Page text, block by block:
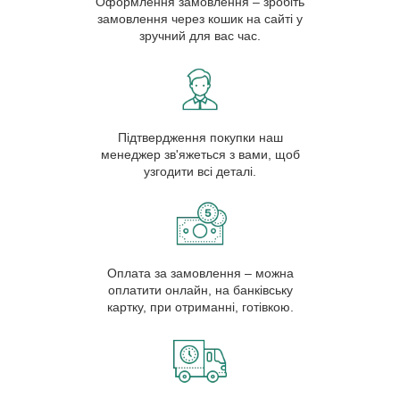
замовлення через кошик на сайті у
зручний для вас час.
Підтвердження покупки наш
менеджер зв'яжеться з вами, щоб
узгодити всі деталі.
Оплата за замовлення – можна
оплатити онлайн, на банківську
картку, при отриманні, готівкою.